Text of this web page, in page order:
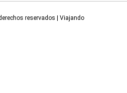
reservados | Viajando